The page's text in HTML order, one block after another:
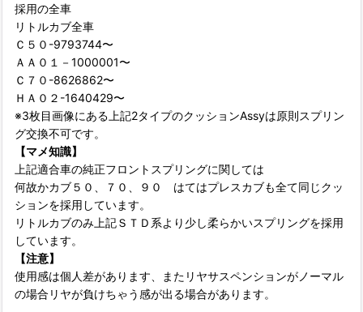
採用の全車
リトルカブ全車
Ｃ５０-9793744〜
ＡＡ０１－1000001〜
Ｃ７０-8626862〜
ＨＡ０２-1640429〜
※3枚目画像にある上記2タイプのクッションAssyは原則スプリン
グ交換不可です。
【マメ知識】
上記適合車の純正フロントスプリングに関しては
何故かカブ５０、７０、９０ はてはプレスカブも全て同じクッ
ションを採用しています。
リトルカブのみ上記ＳＴＤ系より少し柔らかいスプリングを採用
しています。
【注意】
使用感は個人差があります、またリヤサスペンションがノーマル
の場合リヤが負けちゃう感が出る場合があります。